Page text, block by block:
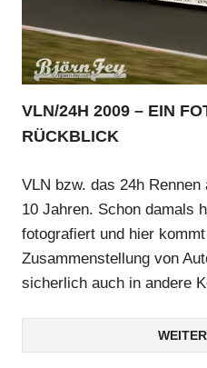
VLN/24H 2009 – EIN
RÜCKBLICK
VLN bzw. das 24h
10 Jahren. Schon damals
fotografiert und hier
Zusammenstellung von
sicherlich auch in andere